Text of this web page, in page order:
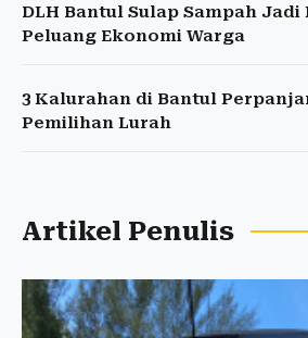
DLH Bantul Sulap Sampah
Peluang Ekonomi Warga
3 Kalurahan di Bantul
Pemilihan Lurah
Artikel Penulis